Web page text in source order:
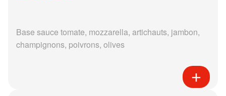
Base sauce tomate, mozzarella, artichauts, jambon,
champignons, poivrons, olives